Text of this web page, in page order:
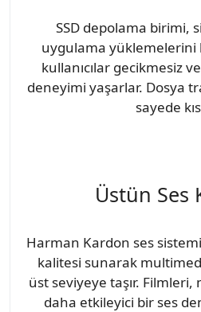
SSD depolama birimi,
uygulama yüklemelerini
kullanıcılar gecikmesiz
deneyimi yaşarlar. Dosya
sayede
Üstün Ses
Harman Kardon ses
kalitesi sunarak
üst seviyeye taşır.
daha etkileyici bir ses